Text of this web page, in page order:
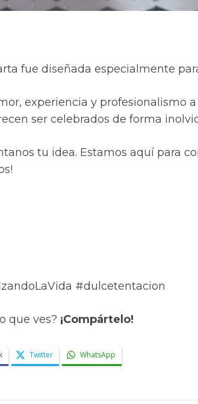
fue diseñada especialmente
experiencia y profesionalismo
ser celebrados de forma
tu idea. Estamos aquí para
#dulcetentacion
que ves? ¡Compártelo!
Twitter WhatsApp